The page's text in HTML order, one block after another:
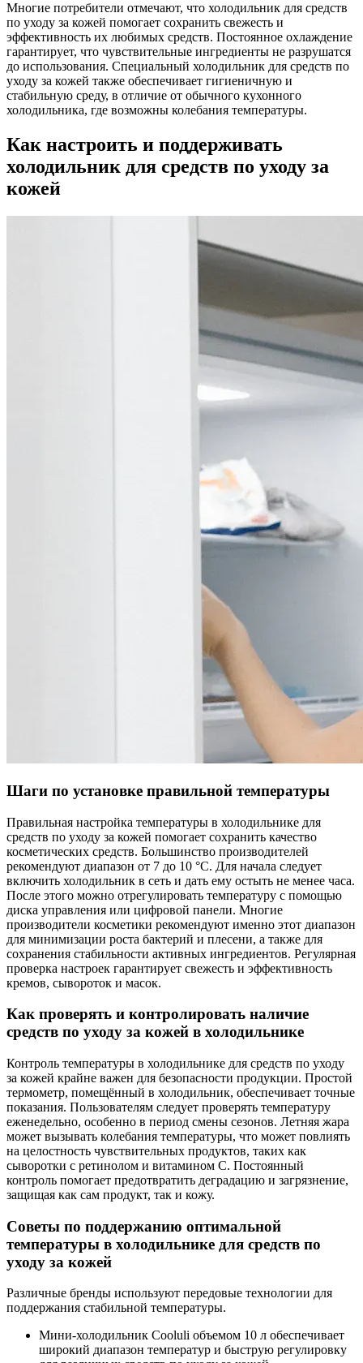
Многие потребители отмечают, что холодильник для средств
по уходу за кожей помогает сохранить свежесть и
эффективность их любимых средств. Постоянное охлаждение
гарантирует, что чувствительные ингредиенты не разрушатся
до использования. Специальный холодильник для средств по
уходу за кожей также обеспечивает гигиеничную и
стабильную среду, в отличие от обычного кухонного
холодильника, где возможны колебания температуры.
Как настроить и поддерживать
холодильник для средств по уходу за
кожей
Шаги по установке правильной температуры
Правильная настройка температуры в холодильнике для
средств по уходу за кожей помогает сохранить качество
косметических средств. Большинство производителей
рекомендуют диапазон от 7 до 10 °C. Для начала следует
включить холодильник в сеть и дать ему остыть не менее часа.
После этого можно отрегулировать температуру с помощью
диска управления или цифровой панели. Многие
производители косметики рекомендуют именно этот диапазон
для минимизации роста бактерий и плесени, а также для
сохранения стабильности активных ингредиентов. Регулярная
проверка настроек гарантирует свежесть и эффективность
кремов, сывороток и масок.
Как проверять и контролировать наличие
средств по уходу за кожей в холодильнике
Контроль температуры в холодильнике для средств по уходу
за кожей крайне важен для безопасности продукции. Простой
термометр, помещённый в холодильник, обеспечивает точные
показания. Пользователям следует проверять температуру
еженедельно, особенно в период смены сезонов. Летняя жара
может вызывать колебания температуры, что может повлиять
на целостность чувствительных продуктов, таких как
сыворотки с ретинолом и витамином С. Постоянный
контроль помогает предотвратить деградацию и загрязнение,
защищая как сам продукт, так и кожу.
Советы по поддержанию оптимальной
температуры в холодильнике для средств по
уходу за кожей
Различные бренды используют передовые технологии для
поддержания стабильной температуры.
Мини-холодильник Cooluli объемом 10 л обеспечивает
широкий диапазон температур и быструю регулировку